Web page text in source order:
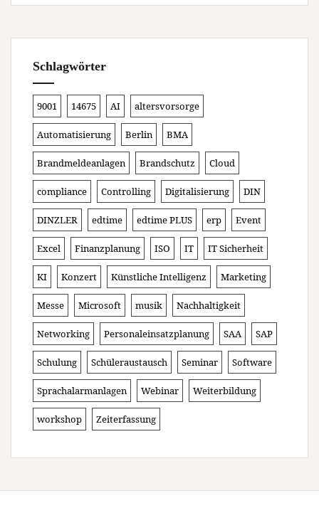
Schlagwörter
9001 14675 AI altersvorsorge
Automatisierung Berlin BMA
Brandmeldeanlagen Brandschutz Cloud
compliance Controlling Digitalisierung DIN
DINZLER edtime edtime PLUS erp Event
Excel Finanzplanung ISO IT IT Sicherheit
KI Konzert Künstliche Intelligenz Marketing
Messe Microsoft musik Nachhaltigkeit
Networking Personaleinsatzplanung SAA SAP
Schulung Schüleraustausch Seminar Software
Sprachalarmanlagen Webinar Weiterbildung
workshop Zeiterfassung